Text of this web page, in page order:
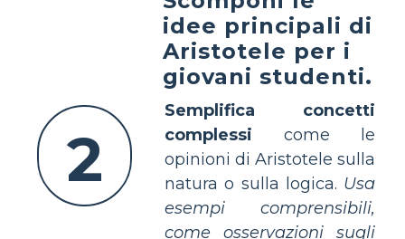
2
idee principali di
Aristotele per i
giovani studenti.
Semplifica concetti
complessi come le
opinioni di Aristotele sulla
natura o sulla logica. Usa
esempi comprensibili,
come osservazioni sugli